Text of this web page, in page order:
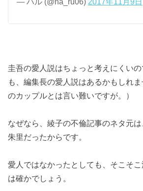
圭吾の愛人説はちょっと考えにくい
も、編集長の愛人説はあるかもしれ
のカップルとは言い難いですが。）
なぜなら、綾子の不倫記事のネタ元は
朱里だったからです。
愛人ではなかったとしても、そこそ
は確かでしょう。